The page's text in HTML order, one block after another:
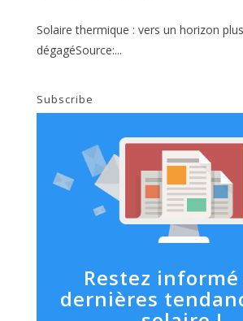
Solaire thermique : vers un horizon plus
dégagéSource:...
Subscribe
Restez informé
dernières